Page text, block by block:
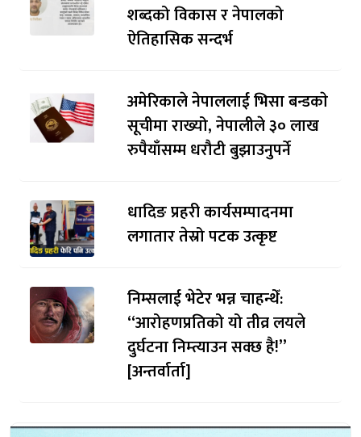
शब्दको विकास र नेपालको
ऐतिहासिक सन्दर्भ
अमेरिकाले नेपाललाई भिसा बन्डकाे
सूचीमा राख्यो, नेपालीले ३० लाख
रुपैयाँसम्म धरौटी बुझाउनुपर्ने
धादिङ प्रहरी कार्यसम्पादनमा
लगातार तेस्रो पटक उत्कृष्ट
निम्सलाई भेटेर भन्न चाहन्थेँ:
“आरोहणप्रतिको यो तीव्र लयले
दुर्घटना निम्त्याउन सक्छ है!”
[अन्तर्वार्ता]